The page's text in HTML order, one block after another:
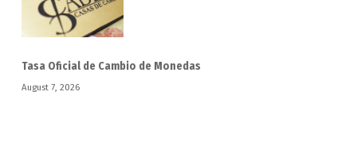
Tasa Oficial de Cambio de Monedas
August 7, 2026